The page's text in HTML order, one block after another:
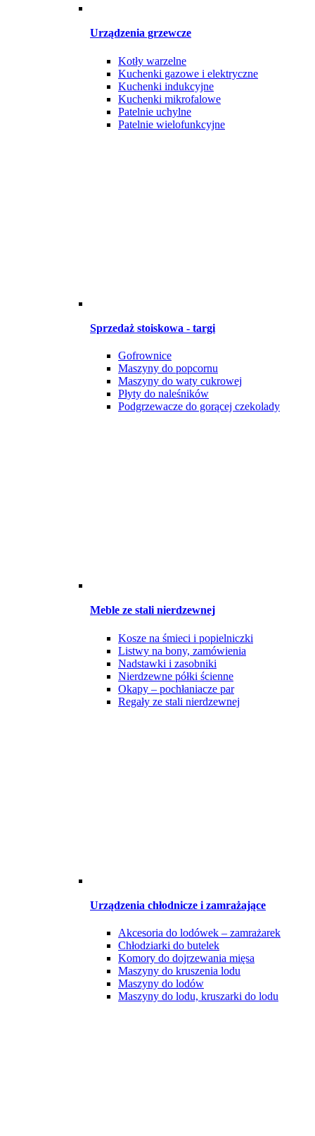
Urządzenia grzewcze
Kotły warzelne
Kuchenki gazowe i elektryczne
Kuchenki indukcyjne
Kuchenki mikrofalowe
Patelnie uchylne
Patelnie wielofunkcyjne
Sprzedaż stoiskowa - targi
Gofrownice
Maszyny do popcornu
Maszyny do waty cukrowej
Płyty do naleśników
Podgrzewacze do gorącej czekolady
Meble ze stali nierdzewnej
Kosze na śmieci i popielniczki
Listwy na bony, zamówienia
Nadstawki i zasobniki
Nierdzewne półki ścienne
Okapy – pochłaniacze par
Regały ze stali nierdzewnej
Urządzenia chłodnicze i zamrażające
Akcesoria do lodówek – zamrażarek
Chłodziarki do butelek
Komory do dojrzewania mięsa
Maszyny do kruszenia lodu
Maszyny do lodów
Maszyny do lodu, kruszarki do lodu